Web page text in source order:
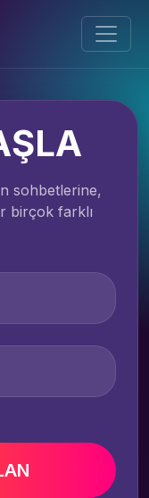
sohbetlerine,
birçok farklı